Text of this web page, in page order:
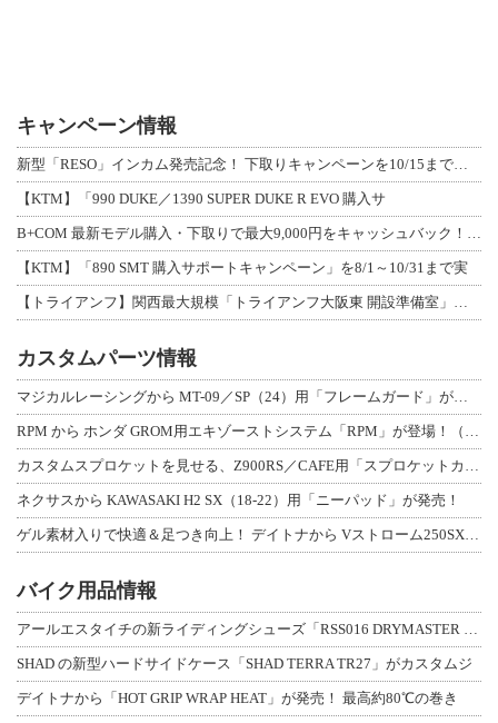
キャンペーン情報
新型「RESO」インカム発売記念！ 下取りキャンペーンを10/15まで延長して開
【KTM】「990 DUKE／1390 SUPER DUKE R EVO 購入サ
B+COM 最新モデル購入・下取りで最大9,000円をキャッシュバック！「B+F
【KTM】「890 SMT 購入サポートキャンペーン」を8/1～10/31まで実
【トライアンフ】関西最大規模「トライアンフ大阪東 開設準備室」がオープン！ 限定
カスタムパーツ情報
マジカルレーシングから MT-09／SP（24）用「フレームガード」が登場！
RPM から ホンダ GROM用エキゾーストシステム「RPM」が登場！（動画あり
カスタムスプロケットを見せる、Z900RS／CAFE用「スプロケットカバーフルキ
ネクサスから KAWASAKI H2 SX（18-22）用「ニーパッド」が発売！
ゲル素材入りで快適＆足つき向上！ デイトナから Vストローム250SX用「快適ロ
バイク用品情報
アールエスタイチの新ライディングシューズ「RSS016 DRYMASTER スト
SHAD の新型ハードサイドケース「SHAD TERRA TR27」がカスタムジ
デイトナから「HOT GRIP WRAP HEAT」が発売！ 最高約80℃の巻き